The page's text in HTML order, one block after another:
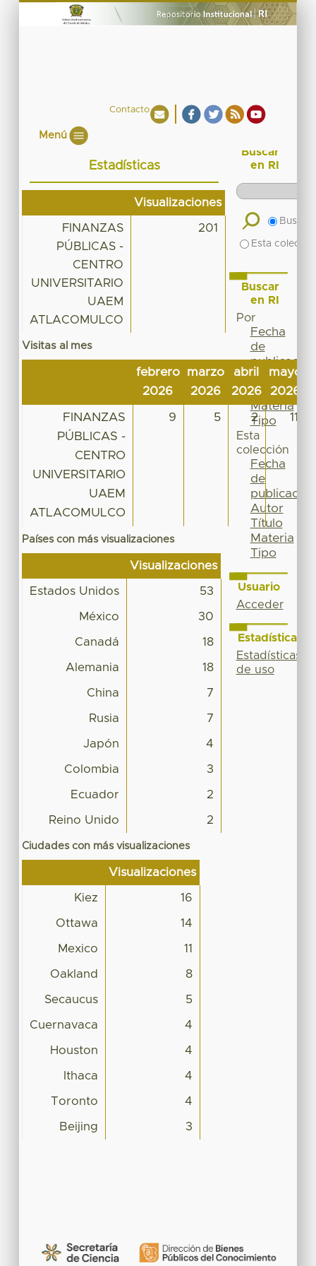
Contacto
Menú
Estadísticas
Visualizaciones
FINANZAS
PÚBLICAS -
CENTRO
UNIVERSITARIO
UAEM
ATLACOMULCO
201
Visitas al mes
febrero
2026
marzo
2026
abril
2026
mayo
2026
FINANZAS
PÚBLICAS -
CENTRO
UNIVERSITARIO
UAEM
ATLACOMULCO
9 5 2 11
Países con más visualizaciones
Visualizaciones
Estados Unidos 53
México 30
Canadá 18
Alemania 18
China 7
Rusia 7
Japón 4
Colombia 3
Ecuador 2
Reino Unido 2
Ciudades con más visualizaciones
Visualizaciones
Kiez 16
Ottawa 14
Mexico 11
Oakland 8
Secaucus 5
Cuernavaca 4
Houston 4
Ithaca 4
Toronto 4
Beijing 3
Buscar
en RI
Buscar
Esta
Buscar
en RI
Por
Fecha
de
publicación
Autor
Título
Materia
Tipo
Esta
colección
Fecha
de
publicación
Autor
Título
Materia
Tipo
Usuario
Acceder
Estadísticas
Estadísticas
de uso